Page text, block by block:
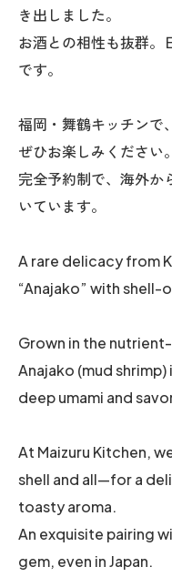
き出しました。
お酒との相性も抜群。
です。
福岡・舞鶴キッチンで
ぜひお楽しみください。
完全予約制で、海外か
いています。
A rare delicacy from
“Anajako” with shell-
Grown in the
Anajako (mud
deep umami and
At Maizuru Kitchen,
shell and all—for a
toasty aroma.
An exquisite pairing
gem, even in Japan.